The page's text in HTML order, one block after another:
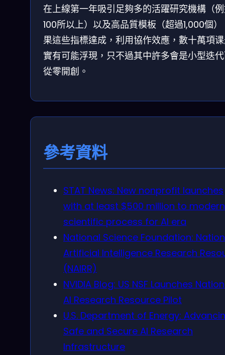
在上線第一年吸引足夠多的活躍研究機構（
100所以上）以及高品質模板（超過1,000個
果這些指標達成，利用協作效應，數十萬項
實有可能浮現，只不過其中許多會是小型迭
從零開創。
參考資料
STAT News: New nonprofit launches
with at least $500 million to
scientific process for AI era
National Science Foundation:
Artificial Intelligence Research
(NAIRR)
NVIDIA Blog: US NSF Launches
AI Research Resource Pilot
U.S. Department of Energy:
Safe and Secure AI Research
Infrastructure